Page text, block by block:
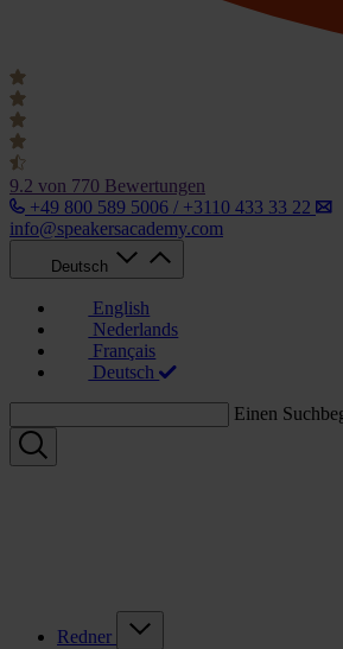
9.2 von 770 Bewertungen
+49 800 589 5006 / +3110 433 33 22
info@speakersacademy.com
Deutsch
English
Nederlands
Français
Deutsch
Einen
Redner